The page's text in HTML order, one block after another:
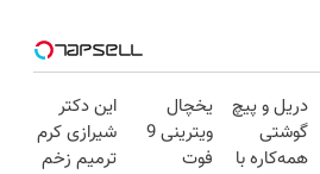
دریل و پیچ
گوشتی
همه‌کاره با
یخچال
ویترینی 9
فوت
این دکتر
شیرازی کرم
ترمیم زخم